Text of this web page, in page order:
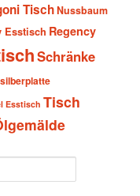
TischNussbaum
Esstisch Regency
Schränke
silberplatte
Esstisch Tisch